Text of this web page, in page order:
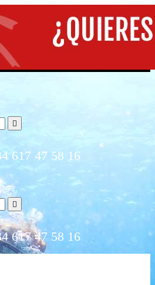

617 47 58 16

617 47 58 16